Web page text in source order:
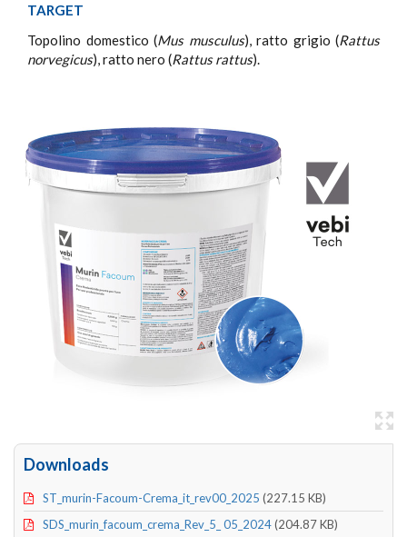
TARGET
Topolino domestico (Mus musculus), ratto grigio (Rattus
norvegicus), ratto nero (Rattus rattus).
Downloads
ST_murin-Facoum-Crema_it_rev00_2025 (227.15 KB)
SDS_murin_facoum_crema_Rev_5_ 05_2024(204.87 KB)